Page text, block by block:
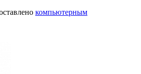
компьютерным